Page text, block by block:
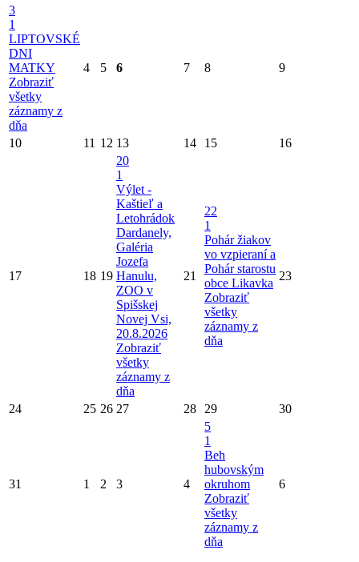
3
1
LIPTOVSKÉ
DNI
MATKY
Zobraziť
všetky
záznamy z
dňa
4 5 6 7 8 9
10 11 12 13 14 15 16
17 18 19
20
1
Výlet -
Kaštieľ a
Letohrádok
Dardanely,
Galéria
Jozefa
Hanulu,
ZOO v
Spišskej
Novej Vsi,
20.8.2026
Zobraziť
všetky
záznamy z
dňa
21
22
1
Pohár žiakov
vo vzpieraní a
Pohár starostu
obce Likavka
Zobraziť
všetky
záznamy z
dňa
23
24 25 26 27 28 29 30
31 1 2 3 4
5
1
Beh
hubovským
okruhom
Zobraziť
všetky
záznamy z
dňa
6